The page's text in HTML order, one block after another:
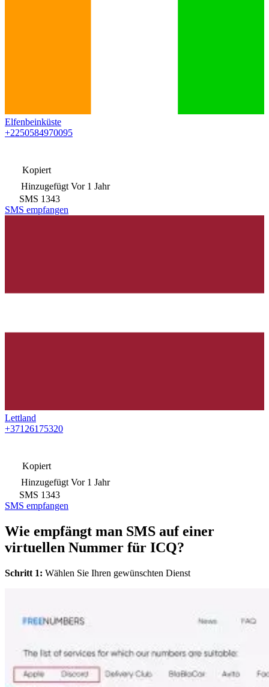
Elfenbeinküste
+2250584970095
Kopiert
Hinzugefügt Vor 1 Jahr
SMS 1343
SMS empfangen
Lettland
+37126175320
Kopiert
Hinzugefügt Vor 1 Jahr
SMS 1343
SMS empfangen
Wie empfängt man SMS auf einer
virtuellen Nummer für ICQ?
Schritt 1: Wählen Sie Ihren gewünschten Dienst